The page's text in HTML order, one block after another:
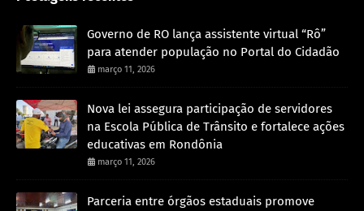
Governo de RO lança assistente virtual “Rô”
para atender população no Portal do Cidadão
março 11, 2026
Nova lei assegura participação de servidores
na Escola Pública de Trânsito e fortalece ações
educativas em Rondônia
março 11, 2026
Parceria entre órgãos estaduais promove